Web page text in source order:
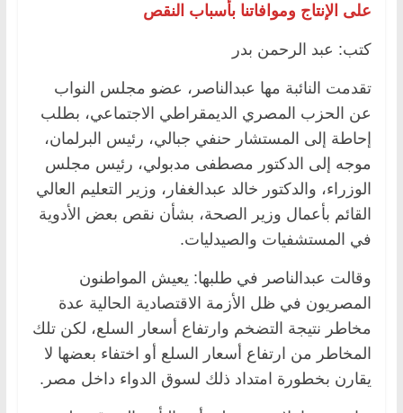
على الإنتاج وموافاتنا بأسباب النقص
كتب: عبد الرحمن بدر
تقدمت النائبة مها عبدالناصر، عضو مجلس النواب
عن الحزب المصري الديمقراطي الاجتماعي، بطلب
إحاطة إلى المستشار حنفي جبالي، رئيس البرلمان،
موجه إلى الدكتور مصطفى مدبولي، رئيس مجلس
الوزراء، والدكتور خالد عبدالغفار، وزير التعليم العالي
القائم بأعمال وزير الصحة، بشأن نقص بعض الأدوية
في المستشفيات والصيدليات.
وقالت عبدالناصر في طلبها: يعيش المواطنون
المصريون في ظل الأزمة الاقتصادية الحالية عدة
مخاطر نتيجة التضخم وارتفاع أسعار السلع، لكن تلك
المخاطر من ارتفاع أسعار السلع أو اختفاء بعضها لا
يقارن بخطورة امتداد ذلك لسوق الدواء داخل مصر.